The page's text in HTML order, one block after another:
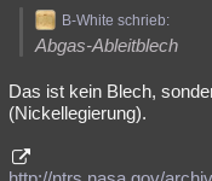
B-White schrieb:
Abgas-Ableitblech
Das ist kein Blech,
(Nickellegierung).